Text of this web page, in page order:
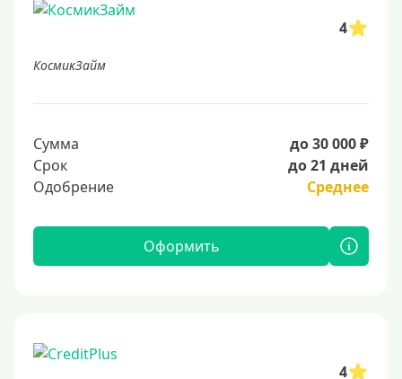
4
КосмикЗайм
Сумма
до 30 000 ₽
Срок
до 21 дней
Одобрение
Среднее
Оформить
4